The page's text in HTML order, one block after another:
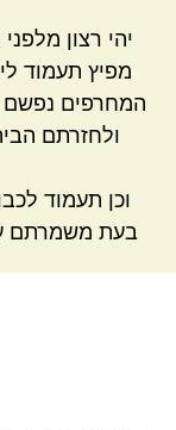
יהי רצון
מפיץ תעמוד
המחרפים
ולחזרתם
וכן תעמוד
בעת משמרתם